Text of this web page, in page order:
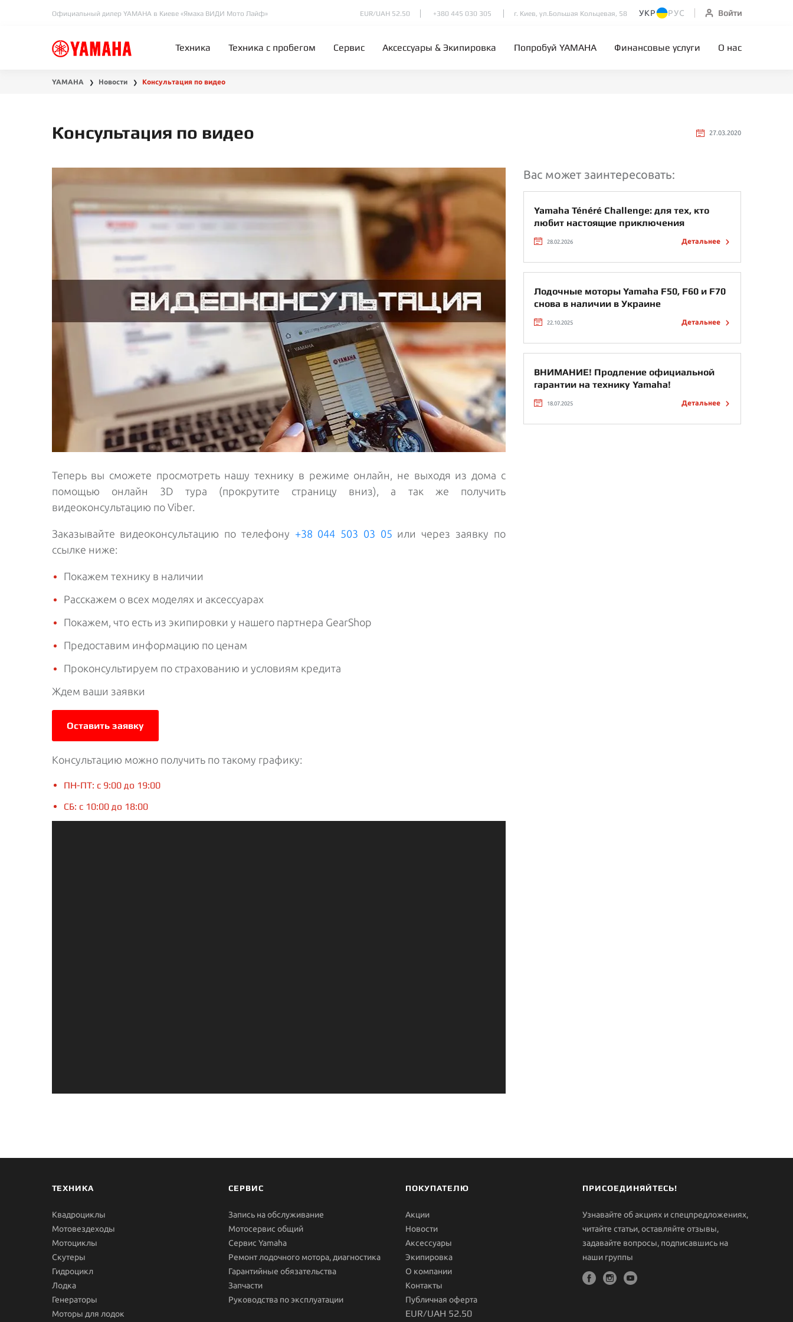
Официальный дилер YAMAHA в Киеве «Ямаха ВИДИ Мото Лайф» EUR/UAH 52.50 +380 445 030 305 г. Киев, ул.Большая Кольцевая, 58 УКР РУС Войти
Техника Техника с пробегом Сервис Аксессуары & Экипировка Попробуй YAMAHA Финансовые услуги О нас
YAMAHA ❯ Новости ❯ Консультация по видео
Консультация по видео 27.03.2020
Теперь вы сможете просмотреть нашу технику в режиме онлайн, не выходя из дома с
помощью онлайн 3D тура (прокрутите страницу вниз), а так же получить
видеоконсультацию по Viber.
Заказывайте видеоконсультацию по телефону +38 044 503 03 05 или через заявку по
ссылке ниже:
Покажем технику в наличии
Расскажем о всех моделях и аксессуарах
Покажем, что есть из экипировки у нашего партнера GearShop
Предоставим информацию по ценам
Проконсультируем по страхованию и условиям кредита
Ждем ваши заявки
Оставить заявку
Консультацию можно получить по такому графику:
ПН-ПТ: с 9:00 до 19:00
СБ: с 10:00 до 18:00
Вас может заинтересовать:
Yamaha Ténéré Challenge: для тех, кто
любит настоящие приключения
28.02.2026 Детальнее
Лодочные моторы Yamaha F50, F60 и F70
снова в наличии в Украине
22.10.2025 Детальнее
ВНИМАНИЕ! Продление официальной
гарантии на технику Yamaha!
18.07.2025 Детальнее
ТЕХНИКА
Квадроциклы
Мотовездеходы
Мотоциклы
Скутеры
Гидроцикл
Лодка
Генераторы
Моторы для лодок
СЕРВИС
Запись на обслуживание
Мотосервис общий
Сервис Yamaha
Ремонт лодочного мотора, диагностика
Гарантийные обязательства
Запчасти
Руководства по эксплуатации
ПОКУПАТЕЛЮ
Акции
Новости
Aксессуары
Экипировка
О компании
Контакты
Публичная оферта
EUR/UAH 52.50
ПРИСОЕДИНЯЙТЕСЬ!
Узнавайте об акциях и спецпредложениях,
читайте статьи, оставляйте отзывы,
задавайте вопросы, подписавшись на
наши группы